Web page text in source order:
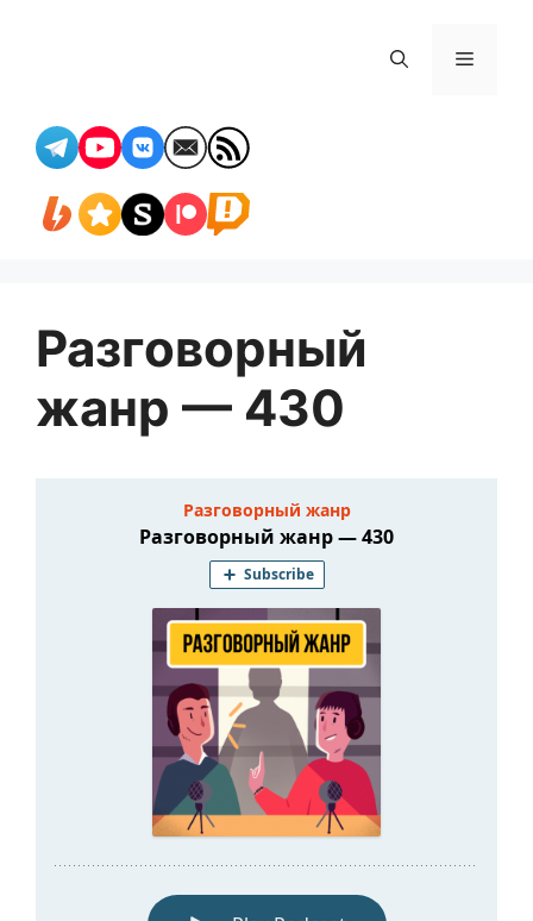
Меню
Разговорный
жанр — 430